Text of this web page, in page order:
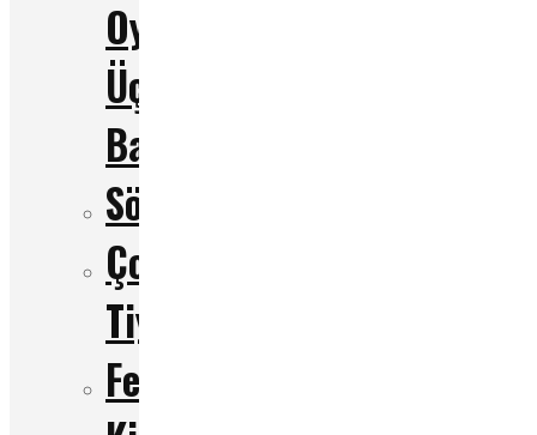
Oyun
Üç
Bakış
Söyleşi
Çocuk
Tiyatrosu
Festival